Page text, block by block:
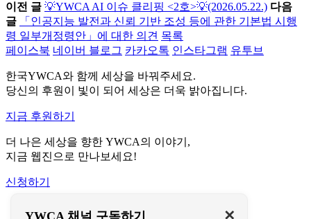
이전 글 💡YWCA AI 이슈 클리핑 <2호>💡(2026.05.22.) 다음
글
「인공지능 발전과 신뢰 기반 조성 등에 관한 기본법 시행
령 일부개정령안」에 대한 의견 목록
페이스북 네이버 블로그 카카오톡 인스타그램 유투브
한국YWCA와 함께 세상을 바꿔주세요.
당신의 후원이 빛이 되어 세상은 더욱 밝아집니다.
지금 후원하기
더 나은 세상을 향한 YWCA의 이야기,
지금 웹진으로 만나보세요!
신청하기
이용약관
✕
YWCA 채널 구독하기